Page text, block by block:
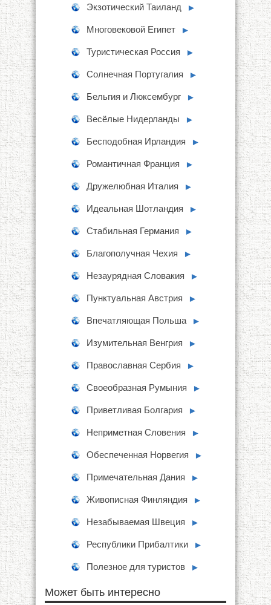
Экзотический Таиланд ►
Многовековой Египет ►
Туристическая Россия ►
Солнечная Португалия ►
Бельгия и Люксембург ►
Весёлые Нидерланды ►
Бесподобная Ирландия ►
Романтичная Франция ►
Дружелюбная Италия ►
Идеальная Шотландия ►
Стабильная Германия ►
Благополучная Чехия ►
Незаурядная Словакия ►
Пунктуальная Австрия ►
Впечатляющая Польша ►
Изумительная Венгрия ►
Православная Сербия ►
Своеобразная Румыния ►
Приветливая Болгария ►
Неприметная Словения ►
Обеспеченная Норвегия ►
Примечательная Дания ►
Живописная Финляндия ►
Незабываемая Швеция ►
Республики Прибалтики ►
Полезное для туристов ►
Может быть интересно